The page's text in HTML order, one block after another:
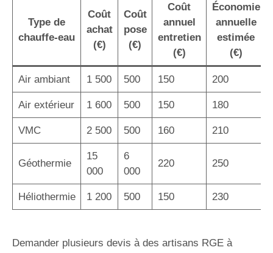
Type de
chauffe-eau
Coût
achat
(€)
Coût
pose
(€)
Coût
annuel
entretien
(€)
Économie
annuelle
estimée
(€)
Air ambiant 1 500 500 150 200
Air extérieur 1 600 500 150 180
VMC 2 500 500 160 210
Géothermie
15
000
6
000
220 250
Héliothermie 1 200 500 150 230
Demander plusieurs devis à des artisans RGE à